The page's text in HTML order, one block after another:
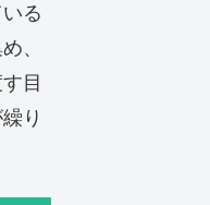
る
、
目
り